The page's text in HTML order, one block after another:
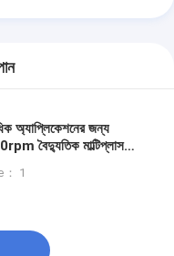
অ্যাপ্লিকেশনের জন্য
বৈদ্যুতিক মাল্টিপ্লাস
： 1